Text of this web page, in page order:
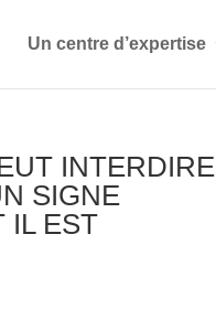
Un centre d’expertise
INTERDIRE
SIGNE
IL EST